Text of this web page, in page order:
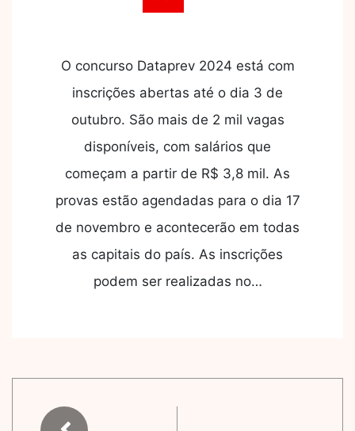
O concurso Dataprev 2024 está com
inscrições abertas até o dia 3 de
outubro. São mais de 2 mil vagas
disponíveis, com salários que
começam a partir de R$ 3,8 mil. As
provas estão agendadas para o dia 17
de novembro e acontecerão em todas
as capitais do país. As inscrições
podem ser realizadas no…